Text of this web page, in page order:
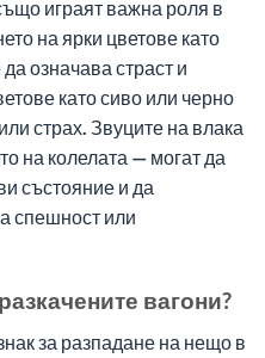
играят важна роля в
на ярки цветове като
означава страст и
като сиво или черно
страх. Звуците на влака
на колелата — могат да
състояние и да
спешност или
вагони?
за разпадане на нещо в